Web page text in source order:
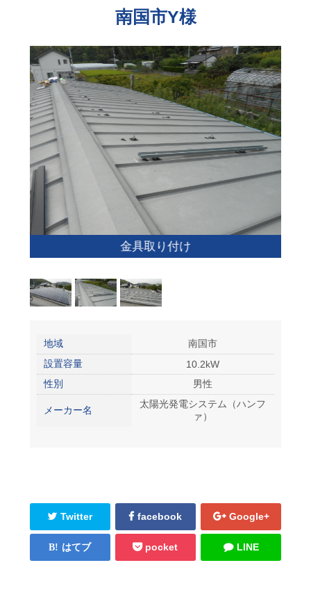
南国市Y様
金具取り付け
地域
南国市
設置容量
10.2kW
性別
男性
メーカー名
太陽光発電システム（ハンフ
ァ）
Twitter facebook Google+
はてブ pocket LINE